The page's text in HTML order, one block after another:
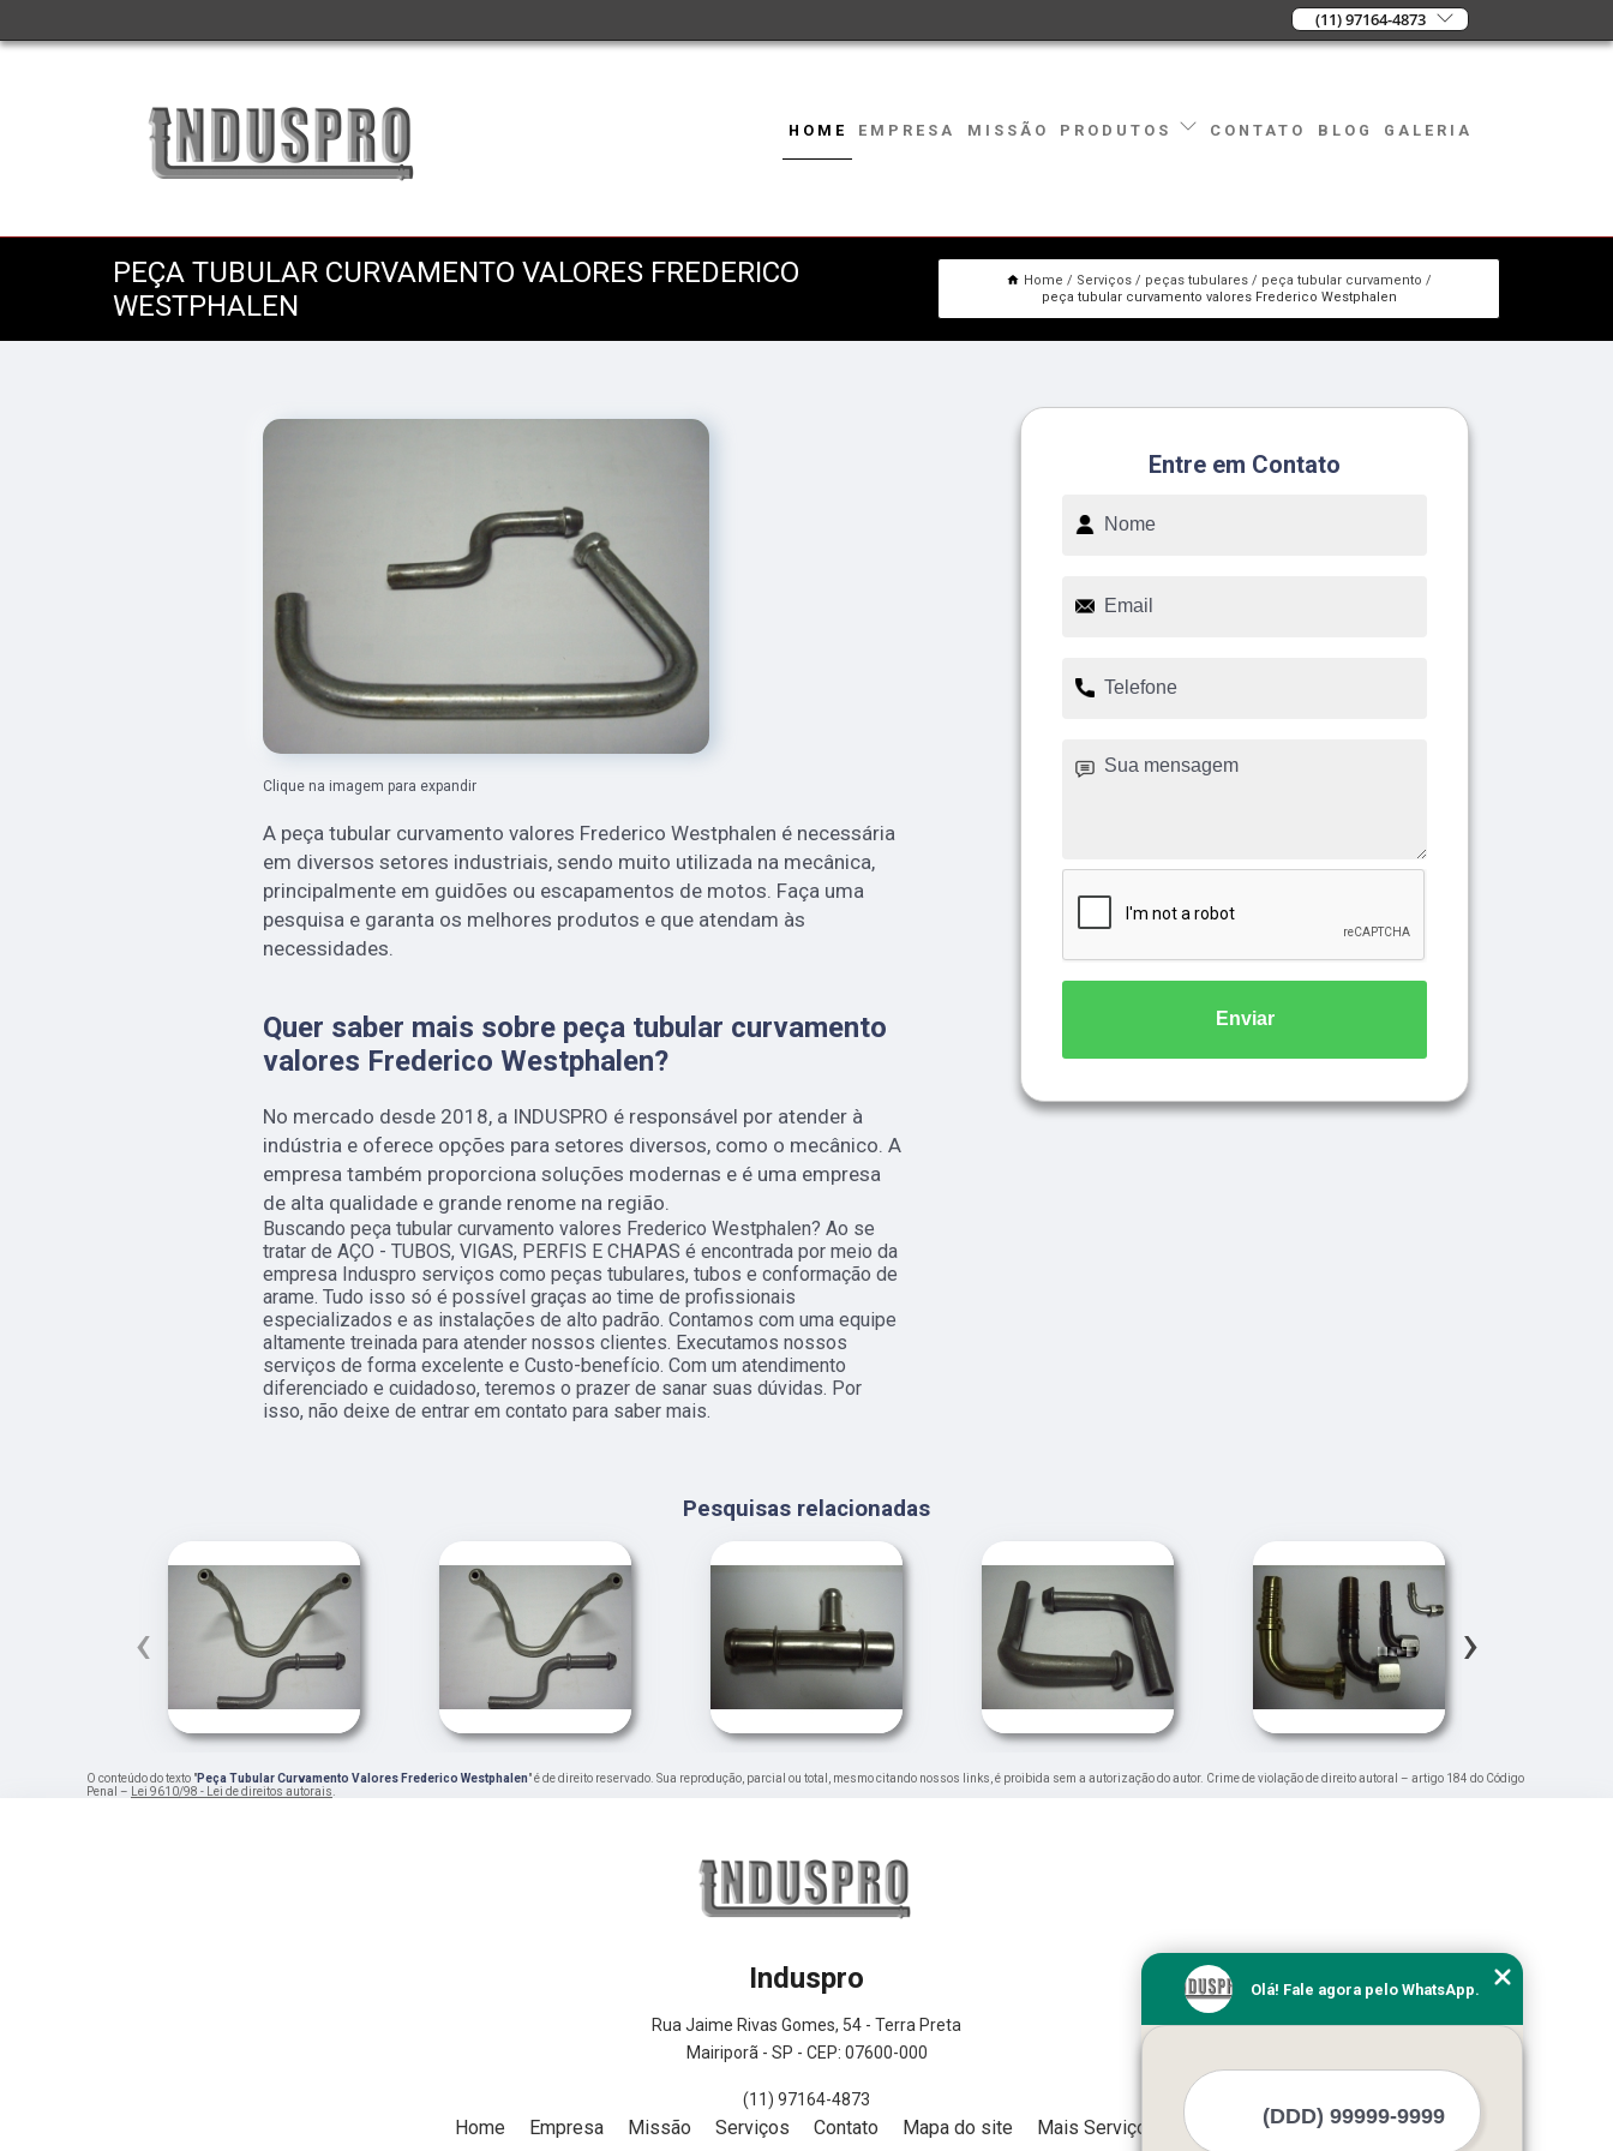
(11) 97164-4873
HOME EMPRESA MISSÃO PRODUTOS CONTATO BLOG GALERIA
PEÇA TUBULAR CURVAMENTO VALORES FREDERICO
WESTPHALEN
Home Serviços peças tubulares
peça tubular curvamento
peça tubular curvamento valores Frederico Westphalen
Clique na imagem para expandir
A peça tubular curvamento valores Frederico Westphalen é necessária
em diversos setores industriais, sendo muito utilizada na mecânica,
principalmente em guidões ou escapamentos de motos. Faça uma
pesquisa e garanta os melhores produtos e que atendam às
necessidades.
Quer saber mais sobre peça tubular curvamento
valores Frederico Westphalen?
No mercado desde 2018, a INDUSPRO é responsável por atender à
indústria e oferece opções para setores diversos, como o mecânico. A
empresa também proporciona soluções modernas e é uma empresa
de alta qualidade e grande renome na região.
Buscando peça tubular curvamento valores Frederico Westphalen? Ao se
tratar de AÇO - TUBOS, VIGAS, PERFIS E CHAPAS é encontrada por meio da
empresa Induspro serviços como peças tubulares, tubos e conformação de
arame. Tudo isso só é possível graças ao time de profissionais
especializados e as instalações de alto padrão. Contamos com uma equipe
altamente treinada para atender nossos clientes. Executamos nossos
serviços de forma excelente e Custo-benefício. Com um atendimento
diferenciado e cuidadoso, teremos o prazer de sanar suas dúvidas. Por
isso, não deixe de entrar em contato para saber mais.
Entre em Contato
Enviar
Pesquisas relacionadas
‹ ›
O conteúdo do texto "Peça Tubular Curvamento Valores Frederico Westphalen" é de direito reservado. Sua reprodução, parcial ou total, mesmo citando nossos links, é proibida sem a autorização do autor. Crime de violação de direito autoral – artigo 184 do Código
Penal – Lei 9610/98 - Lei de direitos autorais.
Induspro
Rua Jaime Rivas Gomes, 54 - Terra Preta
Mairiporã - SP - CEP: 07600-000
(11) 97164-4873
Home Empresa Missão Serviços Contato Mapa do site Mais Serviços
Olá! Fale agora pelo WhatsApp.